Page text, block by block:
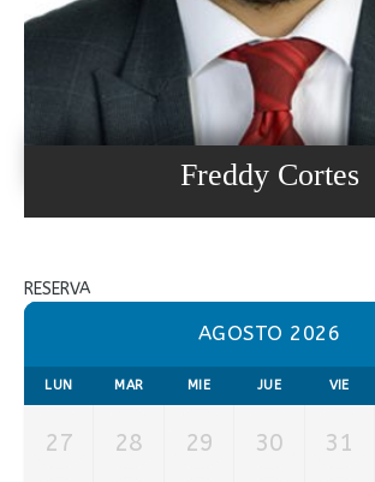
Freddy Cortes
RESERVA
AGOSTO 2026
LUN MAR MIE JUE VIE
27 28 29 30 31